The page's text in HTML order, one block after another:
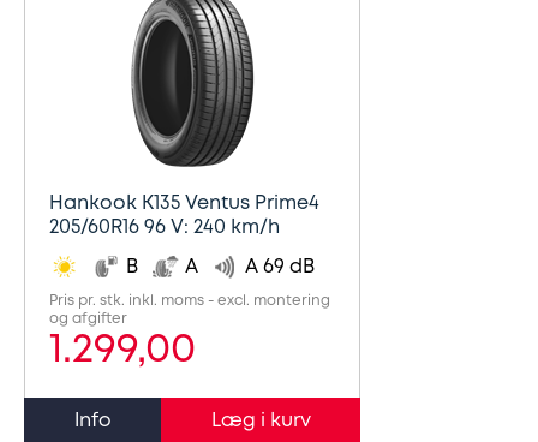
Hankook K135 Ventus Prime4
205/60R16 96 V: 240 km/h
B A A 69 dB
Pris pr. stk. inkl. moms - excl. montering
og afgifter
1.299,00
Info